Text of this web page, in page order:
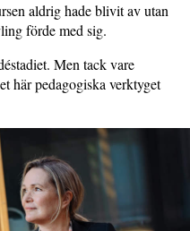
aldrig hade blivit av utan
förde med sig.
Men tack vare
här pedagogiska verktyget